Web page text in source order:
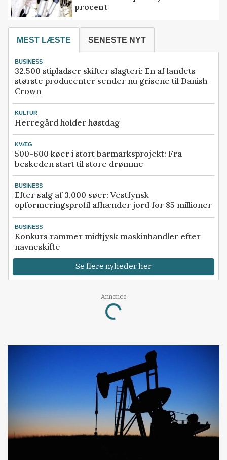
procent
MEST LÆSTE SENESTE NYT
BUSINESS
32.500 stipladser skifter slagteri: En af landets
største producenter sender nu grisene til Danish
Crown
KULTUR
Herregård holder høstdag
KVÆG
500-600 køer i stort barmarksprojekt: Fra
beskeden start til store drømme
BUSINESS
Efter salg af 3.000 søer: Vestfynsk
opformeringsprofil afhænder jord for 85 millioner
BUSINESS
Konkurs rammer midtjysk maskinhandler efter
navneskifte
Se flere nyheder her
Annonce
Loading...